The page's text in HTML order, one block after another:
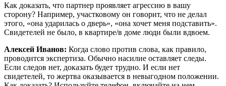
Как доказать, что партнер проявляет агрессию в вашу
сторону? Например, участковому он говорит, что не делал
этого, «она ударилась о дверь», «она хочет меня подставить».
Свидетелей не было, в квартире/в доме люди были вдвоем.
Алексей Иванов: Когда слово против слова, как правило,
проводится экспертиза. Обычно насилие оставляет следы.
Если следов нет, доказать будет трудно. И если нет
свидетелей, то жертва оказывается в невыгодном положении.